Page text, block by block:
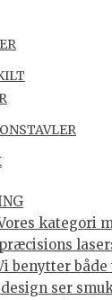
kategori
benytter
ser